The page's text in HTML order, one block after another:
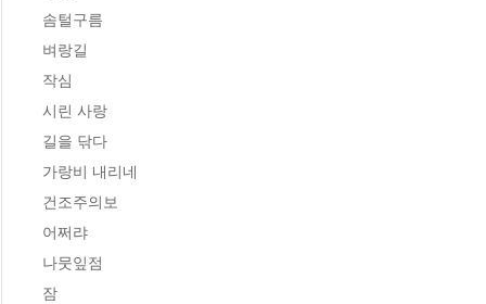
솜털구름
벼랑길
작심
시린 사랑
길을 닦다
가랑비 내리네
건조주의보
어쩌랴
나뭇잎점
잠